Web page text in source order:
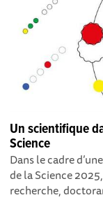
Un scientifique
Science
Dans le cadre
de la Science
recherche,